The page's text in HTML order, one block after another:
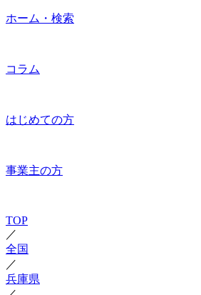
ホーム・検索
コラム
はじめての方
事業主の方
TOP
／
全国
／
兵庫県